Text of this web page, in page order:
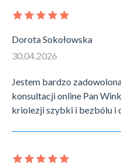
Dorota Sokołowska
30.04.2026
Jestem bardzo
konsultacji online Pan
kriolezji szybki i bezbólu i